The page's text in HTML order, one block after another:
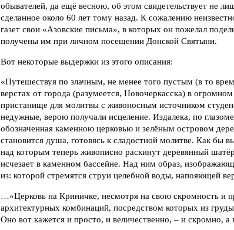
обывателей, да ещё весною, об этом свидетельствует не
сделанное около 60 лет тому назад. К сожалению
газет свои «Азовские письма», в которых он пожелал
получены им при личном посещении Донской Святыни.
Вот некоторые выдержки из этого описания:
«Путешествуя по злачным, не менее того пустым (в то
верстах от города (разумеется, Новочеркасска) в
пристанище для молитвы с живоносным источником
недужные, верою получали исцеление. Издалека, по
обозначенная каменною церковью и зелёным островом
становится душа, готовясь к сладостной мо­литве. Как бы
над которым теперь живописно раскинут деревянный
исчезает в каменном бассейне. Над ним образ,
из: которой стремятся струи целебной воды, напояющей
…«Церковь на Криничке, несмотря на свою скромность и
архитектурных комбинаций, посредством которых из
Оно вот кажется и просто, и величественно, – и скромно,